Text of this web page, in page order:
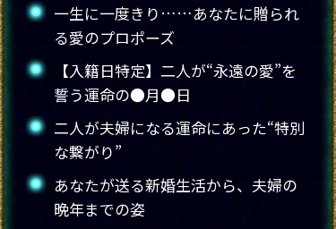
一生に一度きり……あなたに贈られ
る愛のプロポーズ
【入籍日特定】二人が“永遠の愛”を
誓う運命の●月●日
二人が夫婦になる運命にあった“特別
な繋がり”
あなたが送る新婚生活から、夫婦の
晩年までの姿